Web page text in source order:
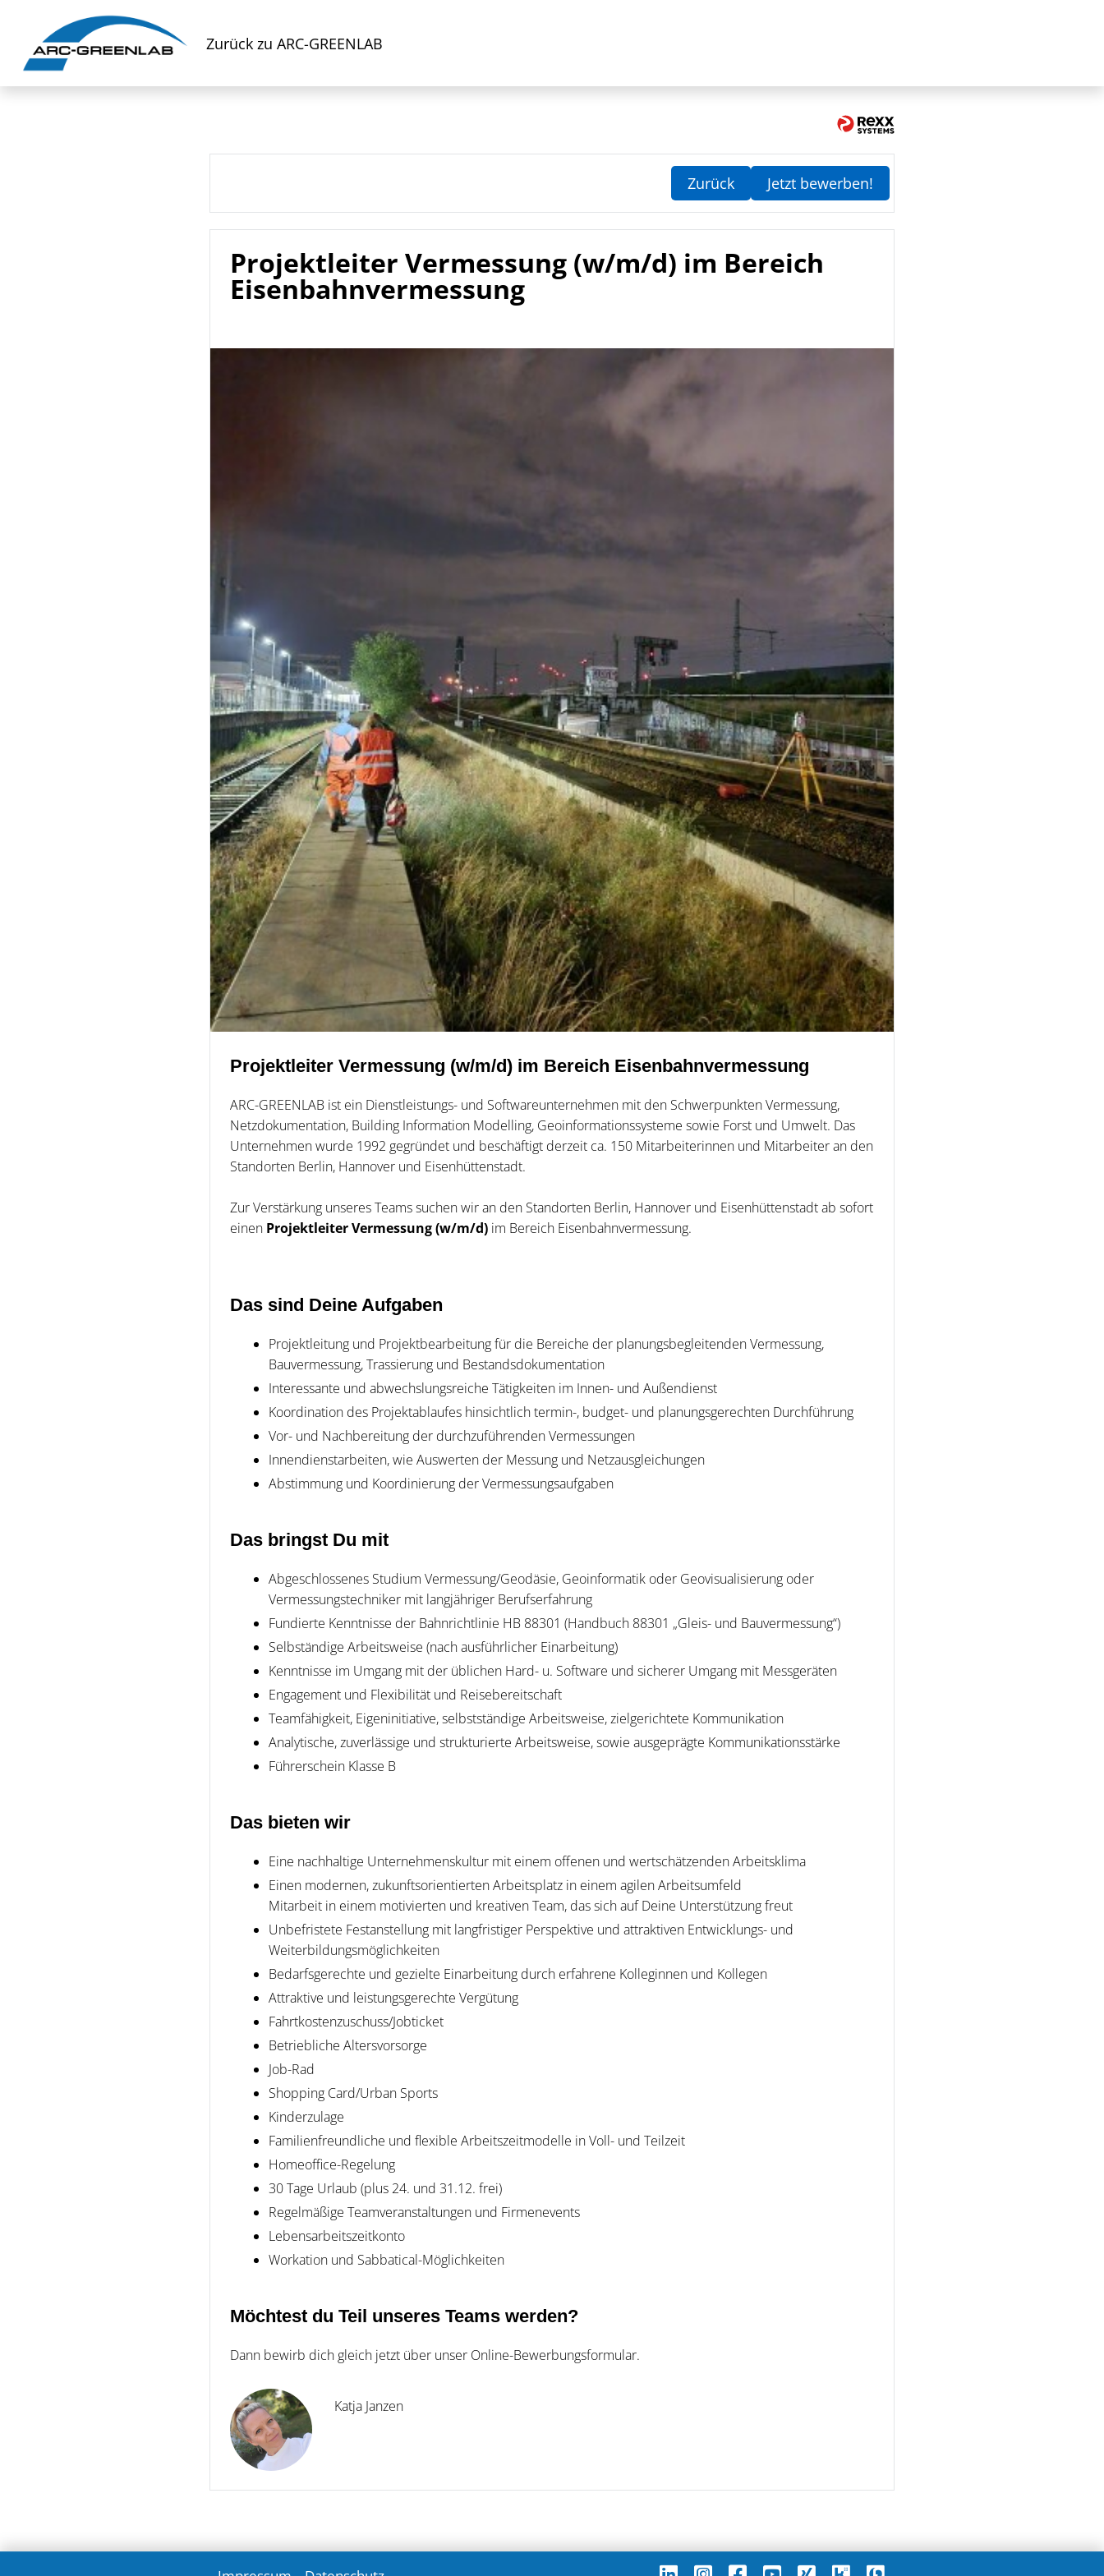
Zurück zu ARC-GREENLAB
Zurück Jetzt bewerben!
Projektleiter Vermessung (w/m/d) im Bereich
Eisenbahnvermessung
Projektleiter Vermessung (w/m/d) im Bereich Eisenbahnvermessung
ARC-GREENLAB ist ein Dienstleistungs- und Softwareunternehmen mit den Schwerpunkten Vermessung,
Netzdokumentation, Building Information Modelling, Geoinformationssysteme sowie Forst und Umwelt. Das
Unternehmen wurde 1992 gegründet und beschäftigt derzeit ca. 150 Mitarbeiterinnen und Mitarbeiter an den
Standorten Berlin, Hannover und Eisenhüttenstadt.
Zur Verstärkung unseres Teams suchen wir an den Standorten Berlin, Hannover und Eisenhüttenstadt ab sofort
einen Projektleiter Vermessung (w/m/d) im Bereich Eisenbahnvermessung.
Das sind Deine Aufgaben
Projektleitung und Projektbearbeitung für die Bereiche der planungsbegleitenden Vermessung,
Bauvermessung, Trassierung und Bestandsdokumentation
Interessante und abwechslungsreiche Tätigkeiten im Innen- und Außendienst
Koordination des Projektablaufes hinsichtlich termin-, budget- und planungsgerechten Durchführung
Vor- und Nachbereitung der durchzuführenden Vermessungen
Innendienstarbeiten, wie Auswerten der Messung und Netzausgleichungen
Abstimmung und Koordinierung der Vermessungsaufgaben
Das bringst Du mit
Abgeschlossenes Studium Vermessung/Geodäsie, Geoinformatik oder Geovisualisierung oder
Vermessungstechniker mit langjähriger Berufserfahrung
Fundierte Kenntnisse der Bahnrichtlinie HB 88301 (Handbuch 88301 „Gleis- und Bauvermessung“)
Selbständige Arbeitsweise (nach ausführlicher Einarbeitung)
Kenntnisse im Umgang mit der üblichen Hard- u. Software und sicherer Umgang mit Messgeräten
Engagement und Flexibilität und Reisebereitschaft
Teamfähigkeit, Eigeninitiative, selbstständige Arbeitsweise, zielgerichtete Kommunikation
Analytische, zuverlässige und strukturierte Arbeitsweise, sowie ausgeprägte Kommunikationsstärke
Führerschein Klasse B
Das bieten wir
Eine nachhaltige Unternehmenskultur mit einem offenen und wertschätzenden Arbeitsklima
Einen modernen, zukunftsorientierten Arbeitsplatz in einem agilen Arbeitsumfeld
Mitarbeit in einem motivierten und kreativen Team, das sich auf Deine Unterstützung freut
Unbefristete Festanstellung mit langfristiger Perspektive und attraktiven Entwicklungs- und
Weiterbildungsmöglichkeiten
Bedarfsgerechte und gezielte Einarbeitung durch erfahrene Kolleginnen und Kollegen
Attraktive und leistungsgerechte Vergütung
Fahrtkostenzuschuss/Jobticket
Betriebliche Altersvorsorge
Job-Rad
Shopping Card/Urban Sports
Kinderzulage
Familienfreundliche und flexible Arbeitszeitmodelle in Voll- und Teilzeit
Homeoffice-Regelung
30 Tage Urlaub (plus 24. und 31.12. frei)
Regelmäßige Teamveranstaltungen und Firmenevents
Lebensarbeitszeitkonto
Workation und Sabbatical-Möglichkeiten
Möchtest du Teil unseres Teams werden?
Dann bewirb dich gleich jetzt über unser Online-Bewerbungsformular.
Katja Janzen